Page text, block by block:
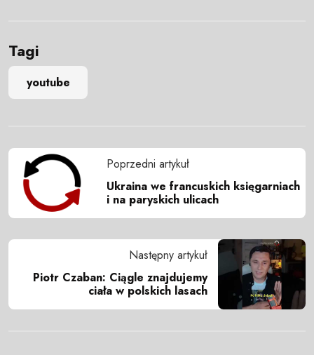
Tagi
youtube
Poprzedni artykuł
Ukraina we francuskich księgarniach
i na paryskich ulicach
Następny artykuł
Piotr Czaban: Ciągle znajdujemy
ciała w polskich lasach